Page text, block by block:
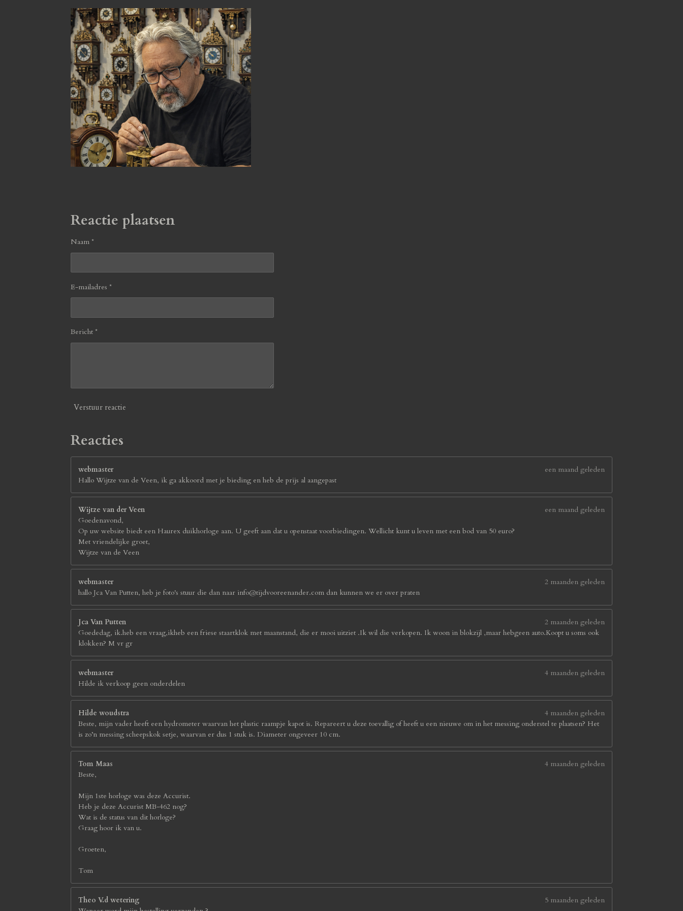
Reactie plaatsen
Naam *
E-mailadres *
Bericht *
Verstuur reactie
Reacties
webmaster
een maand geleden
Hallo Wijtze van de Veen, ik ga akkoord met je bieding en heb de prijs al aangepast
Wijtze van der Veen
een maand geleden
Goedenavond,
Op uw website biedt een Haurex duikhorloge aan. U geeft aan dat u openstaat voorbiedingen. Wellicht kunt u leven met een bod van 50 euro?
Met vriendelijke groet,
Wijtze van de Veen
webmaster
2 maanden geleden
hallo Jca Van Putten, heb je foto's stuur die dan naar info@tijdvooreenander.com dan kunnen we er over praten
Jca Van Putten
2 maanden geleden
Goededag, ik.heb een vraag,ikheb een friese staartklok met maanstand, die er mooi uitziet .Ik wil die verkopen. Ik woon in blokzijl ,maar hebgeen auto.Koopt u soms ook
klokken? M vr gr
webmaster
4 maanden geleden
Hilde ik verkoop geen onderdelen
Hilde woudstra
4 maanden geleden
Beste, mijn vader heeft een hydrometer waarvan het plastic raampje kapot is. Repareert u deze toevallig of heeft u een nieuwe om in het messing onderstel te plaatsen? Het
is zo’n messing scheepskok setje, waarvan er dus 1 stuk is. Diameter ongeveer 10 cm.
Tom Maas
4 maanden geleden
Beste,
Mijn 1ste horloge was deze Accurist.
Heb je deze Accurist MB-462 nog?
Wat is de status van dit horloge?
Graag hoor ik van u.
Groeten,
Tom
Theo V.d wetering
5 maanden geleden